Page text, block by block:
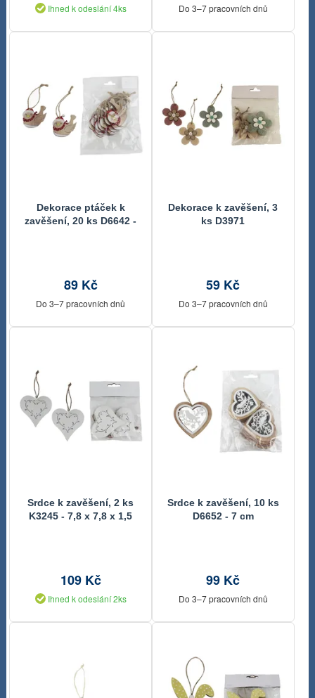
Ihned k odeslání 4ks Do 3–7 pracovních dnů
Dekorace ptáček k
zavěšení, 20 ks D6642 -
89 Kč
Do 3–7 pracovních dnů
Dekorace k zavěšení, 3
ks D3971
59 Kč
Do 3–7 pracovních dnů
Srdce k zavěšení, 2 ks
K3245 - 7,8 x 7,8 x 1,5
109 Kč
Ihned k odeslání 2ks
Srdce k zavěšení, 10 ks
D6652 - 7 cm
99 Kč
Do 3–7 pracovních dnů